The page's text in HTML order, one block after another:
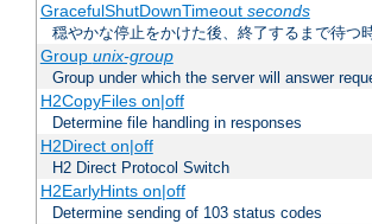
GracefulShutDownTimeout seconds
穏やかな停止をかけた後、終了するまで待つ
Group unix-group
Group under which the server will answer
H2CopyFiles on|off
Determine file handling in responses
H2Direct on|off
H2 Direct Protocol Switch
H2EarlyHints on|off
Determine sending of 103 status codes